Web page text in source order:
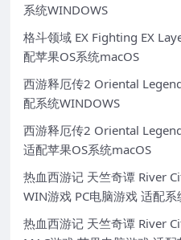
系统WINDOWS
格斗领域 EX Fighting EX
配苹果OS系统macOS
西游释厄传2 Oriental
配系统WINDOWS
西游释厄传2 Oriental
适配苹果OS系统macOS
热血西游记 天竺奇谭 River
WIN游戏 PC电脑游戏 适配
热血西游记 天竺奇谭 River